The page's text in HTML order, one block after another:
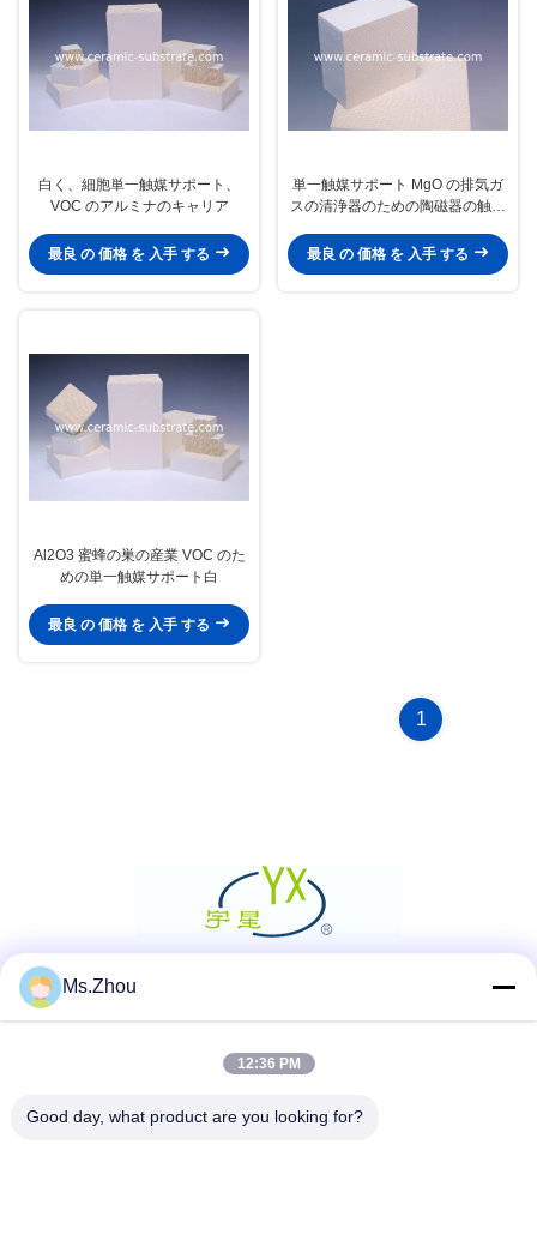
白く、細胞単一触媒サポート、
VOC のアルミナのキャリア
最良 の 価格 を 入手 する
単一触媒サポート MgO の排気ガ
スの清浄器のための陶磁器の触媒
最良 の 価格 を 入手 する
Al2O3 蜜蜂の巣の産業 VOC のた
めの単一触媒サポート白
最良 の 価格 を 入手 する
1
迅速な連絡
Ms.Zhou
12:36 PM
Good day, what product are you looking for?